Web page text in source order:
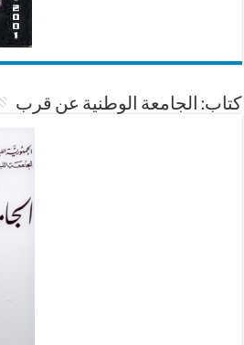
كتاب: الجامعة الوطنية عن قرب